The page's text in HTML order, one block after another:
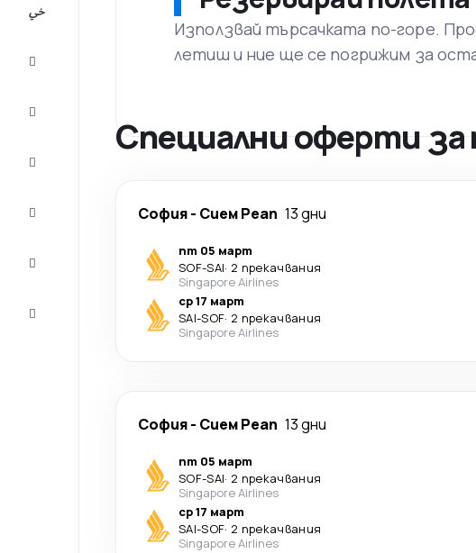
Използвай търсачката по-горе.
летиш и ние ще се погрижим за
Специални оферти
София- Сием Реап 13 дни
пт 05 март
SOF-SAI· 2 прекачвания
Singapore Airlines
ср 17 март
SAI-SOF· 2 прекачвания
Singapore Airlines
София- Сием Реап 13 дни
пт 05 март
SOF-SAI· 2 прекачвания
Singapore Airlines
ср 17 март
SAI-SOF· 2 прекачвания
Singapore Airlines